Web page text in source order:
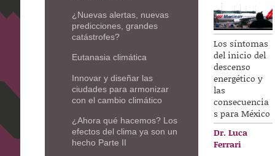
Los síntomas
del inicio del
descenso
energético y
las
consecuencia
s para México
Dr. Luca
Ferrari
¿Nuevas alertas, nuevas
predicciones, grandes
catástrofes?
Eutanasia climática
Innovar y diseñar las
ciudades para armonizar
con el cambio climático
¿Ahora qué hacemos? Los
efectos del clima ya son un
hecho Parte II